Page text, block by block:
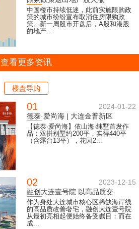
中国楼市持续低迷，此前实施限购政
策的城市纷纷宣布取消住房限购政
策。新一周股市开盘后，A股和港股
的地产...
查看更多资讯
楼盘导购
01
2024-01-22
德泰·爱尚海 | 大连金普新区
【德泰·爱尚海】依山海·纯墅首发作
品：双拼别墅约200平，实得440平
（含露台13平），花园2...
02
2023-12-15
融创大连壹号院 以高品质交
作为身处大连城市核心区稀缺海岸线
的高品质改善奢宅，融创大连壹号院
从最初亮相起便始终备受瞩目；而在
成...